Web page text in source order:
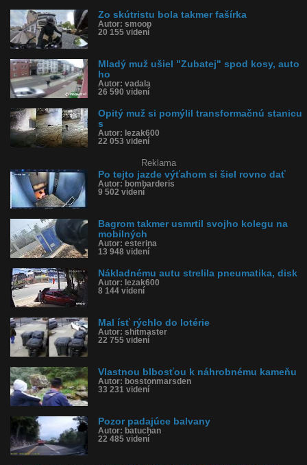
Kategória: šokujúce
Tagy: balvan, skala spadla, zrútila, zosuv, šťastie v nešťastí,
obrovský balvan na kapote, skoro ho privalilo
História sledovanosti videa:
Zo skútristu bola takmer fašírka
Autor: smoop
20 155 videní
Mladý muž ušiel "Zubatej" spod kosy, auto
ho
Autor: vadala
26 590 videní
Opitý muž si pomýlil transformačnú stanicu
s
Autor: lezak600
22 053 videní
Reklama
Po tejto jazde výťahom si šiel rovno dať
Autor: bombarderis
9 502 videní
Bagrom takmer usmrtil svojho kolegu na
mobilných
Autor: esterina
13 948 videní
Nákladnému autu strelila pneumatika, disk
Autor: lezak600
8 144 videní
Mal ísť rýchlo do lotérie
Autor: shitmaster
22 755 videní
Vlastnou blbosťou k náhrobnému kameňu
Autor: bosstonmarsden
33 231 videní
Pozor padajúce balvany
Autor: batuchan
22 485 videní